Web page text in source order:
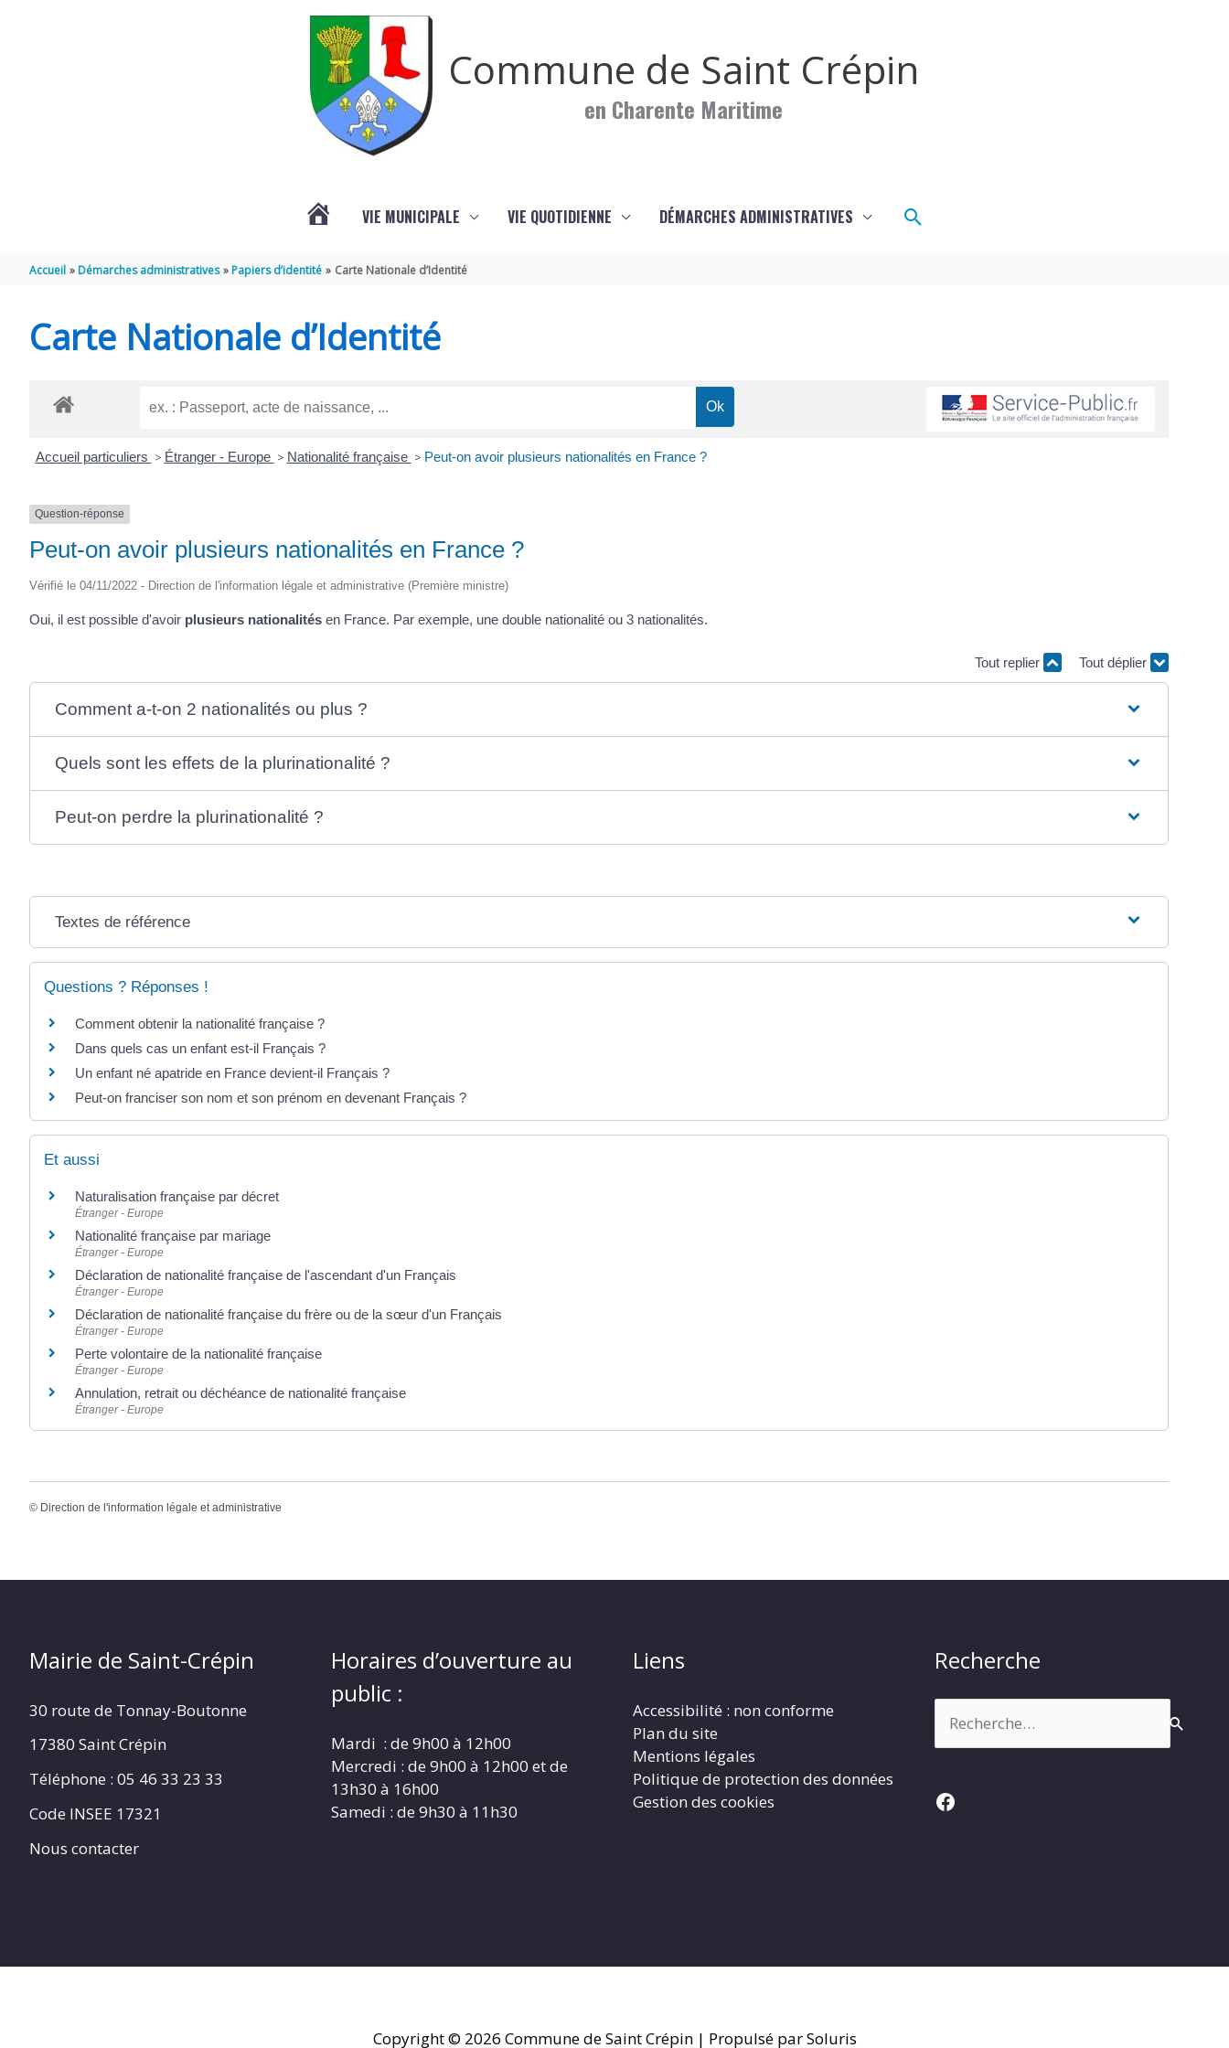
Commune de Saint Crépin
en Charente Maritime
VIE MUNICIPALE VIE QUOTIDIENNE DÉMARCHES ADMINISTRATIVES Rechercher
Accueil Démarches administratives Papiers d’identité Carte Nationale d’Identité
Carte Nationale d’Identité
Accueil particuliers > Étranger - Europe > Nationalité française > Peut-on avoir plusieurs nationalités en France ?
Question-réponse
Peut-on avoir plusieurs nationalités en France ?
Vérifié le 04/11/2022 - Direction de l'information légale et administrative (Première ministre)
Oui, il est possible d'avoir plusieurs nationalités en France. Par exemple, une double nationalité ou 3 nationalités.
Tout replier Tout déplier
Comment a-t-on 2 nationalités ou plus ?
Quels sont les effets de la plurinationalité ?
Peut-on perdre la plurinationalité ?
Textes de référence
Questions ? Réponses !
Comment obtenir la nationalité française ?
Dans quels cas un enfant est-il Français ?
Un enfant né apatride en France devient-il Français ?
Peut-on franciser son nom et son prénom en devenant Français ?
Et aussi
Naturalisation française par décret
Étranger - Europe
Nationalité française par mariage
Étranger - Europe
Déclaration de nationalité française de l'ascendant d'un Français
Étranger - Europe
Déclaration de nationalité française du frère ou de la sœur d'un Français
Étranger - Europe
Perte volontaire de la nationalité française
Étranger - Europe
Annulation, retrait ou déchéance de nationalité française
Étranger - Europe
© Direction de l'information légale et administrative
Mairie de Saint-Crépin
30 route de Tonnay-Boutonne
17380 Saint Crépin
Téléphone : 05 46 33 23 33
Code INSEE 17321
Nous contacter
Horaires d’ouverture au
public :
Mardi : de 9h00 à 12h00
Mercredi : de 9h00 à 12h00 et de
13h30 à 16h00
Samedi : de 9h30 à 11h30
Liens
Accessibilité : non conforme
Plan du site
Mentions légales
Politique de protection des données
Gestion des cookies
Recherche
Facebook
Copyright © 2026 Commune de Saint Crépin| Propulsé par Soluris